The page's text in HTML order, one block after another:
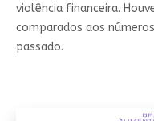
violência financeira.
comparados aos
passado.